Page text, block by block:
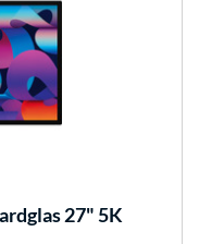
27" 5K